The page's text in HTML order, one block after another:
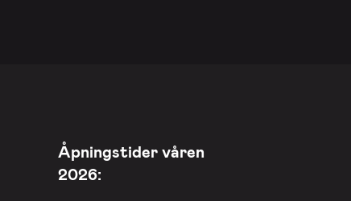
Åpningstider våren
2026: